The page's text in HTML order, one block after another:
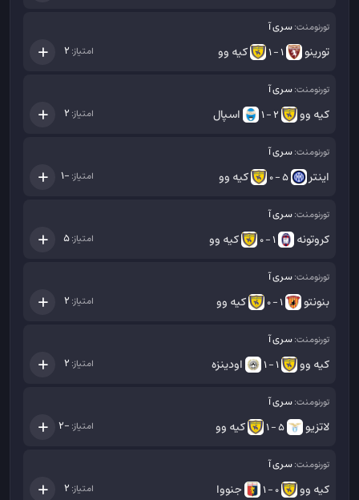
تورنومنت:سری آ
تورینو 1 - 1 کیه وو امتیاز: 2
تورنومنت:سری آ
کیه وو 2 - 1 اسپال امتیاز: 2
تورنومنت:سری آ
اینتر 5 - 0 کیه وو امتیاز: -1
تورنومنت:سری آ
کروتونه 1 - 0 کیه وو امتیاز:5
تورنومنت:سری آ
بنونتو 1 - 0 کیه وو امتیاز: 2
تورنومنت:سری آ
کیه وو 1 - 1 اودینزه امتیاز: 2
تورنومنت:سری آ
لاتزیو 5 - 1 کیه وو امتیاز: -2
تورنومنت:سری آ
کیه وو 0 - 1 جنووا امتیاز: 2